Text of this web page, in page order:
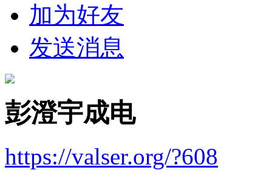
加为好友
发送消息
彭澄宇成电
https://valser.org/?608